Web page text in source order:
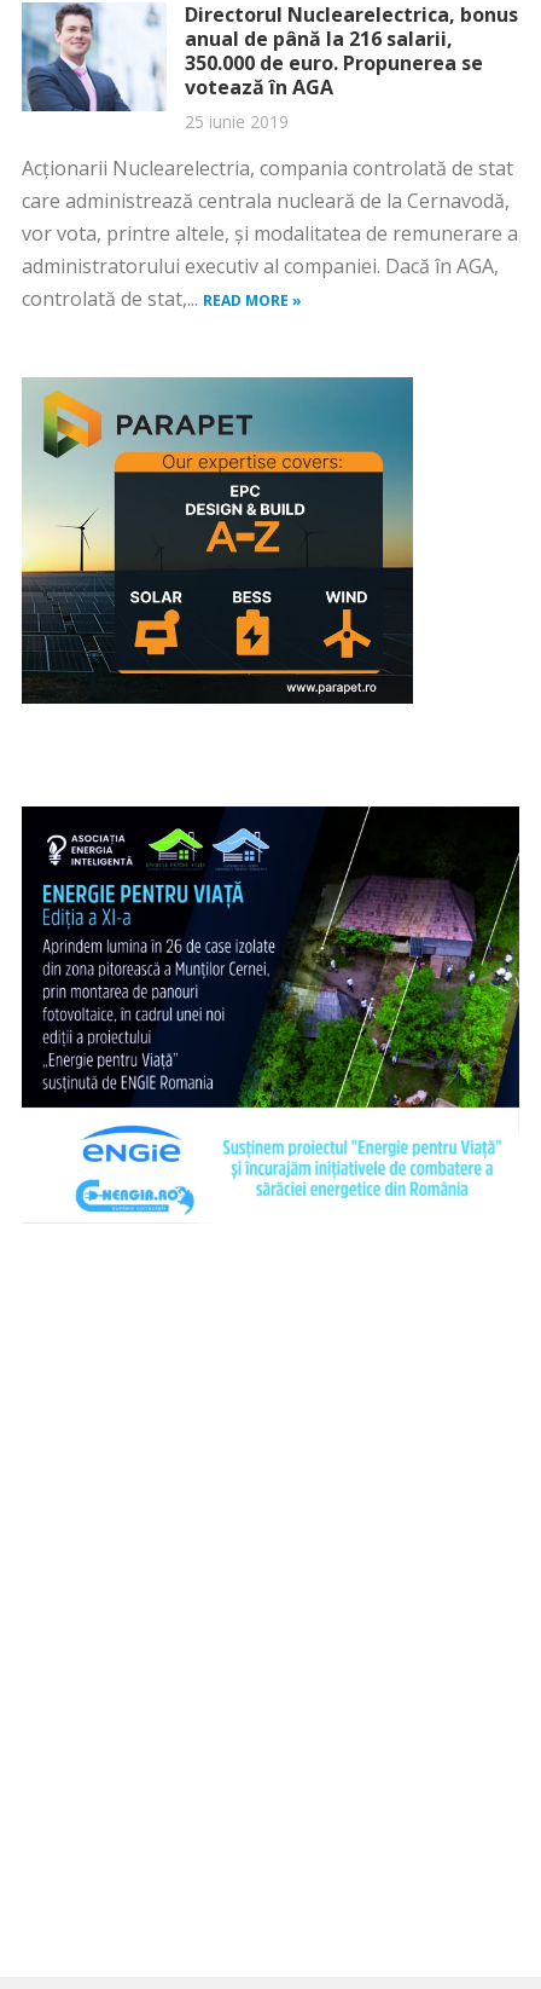
Directorul Nuclearelectrica, bonus
anual de până la 216 salarii,
350.000 de euro. Propunerea se
votează în AGA
25 iunie 2019
Acţionarii Nuclearelectria, compania controlată de stat
care administrează centrala nucleară de la Cernavodă,
vor vota, printre altele, şi modalitatea de remunerare a
administratorului executiv al companiei. Dacă în AGA,
controlată de stat,... READ MORE »